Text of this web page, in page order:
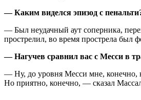
— Каким виделся эпизод с
— Был неудачный аут соперника,
прострелил, во время прострела был
— Нагучев сравнил вас с Месси в
— Ну, до уровня Месси мне, конечно,
Но приятно, конечно, — сказал